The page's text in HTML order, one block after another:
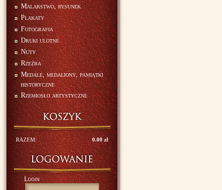
Malarstwo, rysunek
Plakaty
Fotografia
Druki ulotne
Nuty
Rzeźba
Medale, medaliony, pamiątki
historyczne
Rzemiosło artystyczne
RAZEM: 0.00 zł
Login